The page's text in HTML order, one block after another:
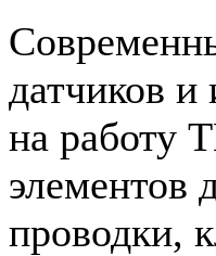
датчиков
на работу
элементов
проводки,